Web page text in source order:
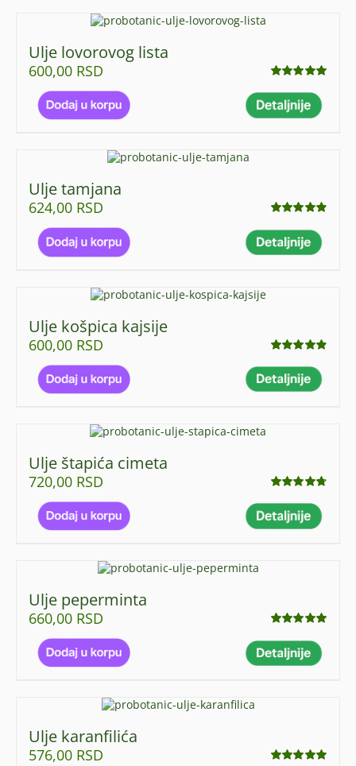
Ulje lovorovog lista
sa
4.92od 5
600,00 RSD
Ulje tamjana
4.89od 5
624,00 RSD
Ulje košpica kajsije
4.87od 5
600,00 RSD
Ulje štapića cimeta
sa
4.75od 5
720,00 RSD
Ulje peperminta
5.00od 5
660,00 RSD
Ulje karanfilića
576,00 RSD